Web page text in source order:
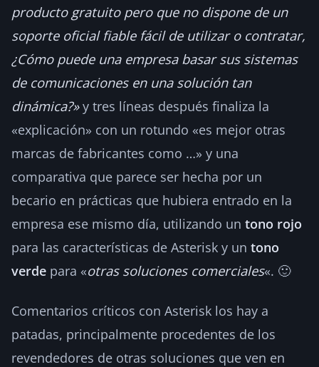
producto gratuito pero que no dispone de un
soporte oficial fiable fácil de utilizar o contratar,
¿Cómo puede una empresa basar sus sistemas
de comunicaciones en una solución tan
dinámica?»y tres líneas después finaliza la
«explicación» con un rotundo «es mejor otras
marcas de fabricantes como …» y una
comparativa que parece ser hecha por un
becario en prácticas que hubiera entrado en la
empresa ese mismo día, utilizando un tono rojo
para las características de Asterisk y un tono
verde para «otras soluciones comerciales«. 🙂
Comentarios críticos con Asterisk los hay a
patadas, principalmente procedentes de los
revendedores de otras soluciones que ven en